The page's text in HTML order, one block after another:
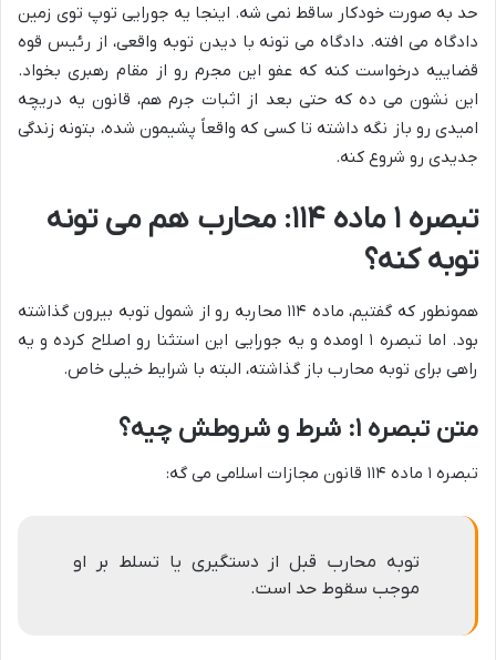
حد به صورت خودکار ساقط نمی شه. اینجا یه جورایی توپ توی زمین
دادگاه می افته. دادگاه می تونه با دیدن توبه واقعی، از رئیس قوه
قضاییه درخواست کنه که عفو این مجرم رو از مقام رهبری بخواد.
این نشون می ده که حتی بعد از اثبات جرم هم، قانون یه دریچه
امیدی رو باز نگه داشته تا کسی که واقعاً پشیمون شده، بتونه زندگی
جدیدی رو شروع کنه.
تبصره ۱ ماده ۱۱۴: محارب هم می تونه
توبه کنه؟
همونطور که گفتیم، ماده ۱۱۴ محاربه رو از شمول توبه بیرون گذاشته
بود. اما تبصره ۱ اومده و یه جورایی این استثنا رو اصلاح کرده و یه
راهی برای توبه محارب باز گذاشته، البته با شرایط خیلی خاص.
متن تبصره ۱: شرط و شروطش چیه؟
تبصره ۱ ماده ۱۱۴ قانون مجازات اسلامی می گه:
توبه محارب قبل از دستگیری یا تسلط بر او
موجب سقوط حد است.